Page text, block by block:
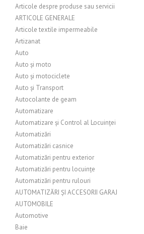
Articole despre produse sau servicii
ARTICOLE GENERALE
Articole textile impermeabile
Artizanat
Auto
Auto și moto
Auto și motociclete
Auto și Transport
Autocolante de geam
Automatizare
Automatizare și Control al Locuinței
Automatizări
Automatizări casnice
Automatizări pentru exterior
Automatizări pentru locuințe
Automatizări pentru rulouri
AUTOMATIZĂRI ȘI ACCESORII GARAJ
AUTOMOBILE
Automotive
Baie